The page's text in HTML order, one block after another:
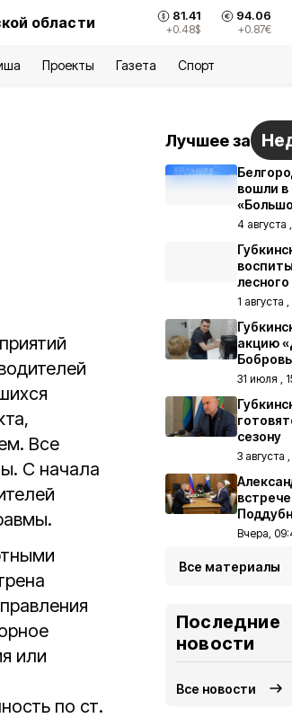
области 81.41
+0.48$
94.06
+0.87€
Проекты Газета Спорт
Все
С начала
или
по ст.
Лучшее за
вошли в
4 августа
1 августа
акцию
31 июля ,
сезону
3 августа
Вчера,
Все материалы
Последние
новости
Все новости